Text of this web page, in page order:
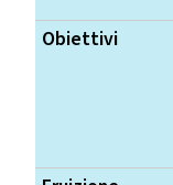
Obiettivi